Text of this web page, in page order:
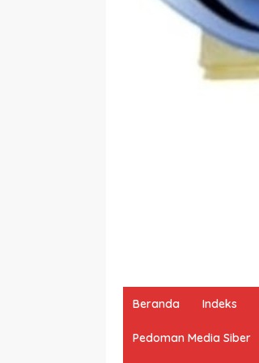
Beranda Indeks
Pedoman Media Siber